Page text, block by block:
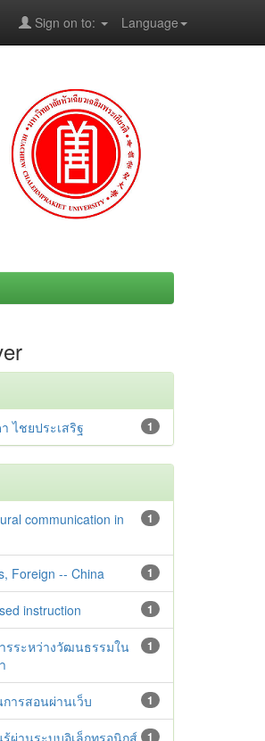
Language
Sign on to:
1
ไชยประเสริฐ
1
communication in
1
Foreign -- China
1
instruction
1
รระหว่างวัฒนธรรมใน
1
การสอนผ่านเว็บ
1
รู้ผ่านระบบอิเล็กทรอนิกส์